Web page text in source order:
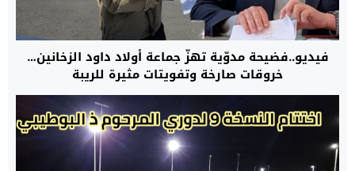
فيديو..فضيحة مدوّية تهزّ جماعة أولاد داود الزخانين…
خروقات صارخة وتفويتات مثيرة للريبة